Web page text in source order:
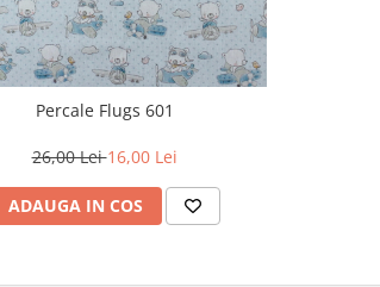
Percale Flugs 601
26,00 Lei16,00 Lei
ADAUGA IN COS